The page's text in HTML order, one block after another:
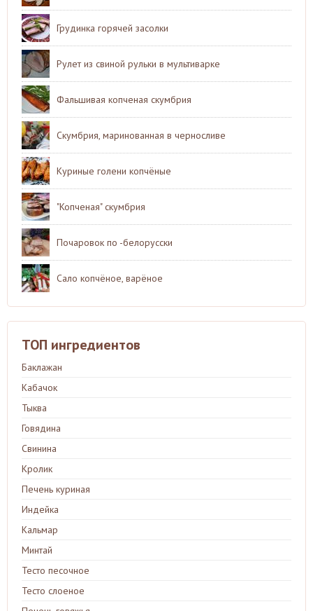
Грудинка горячей засолки
Рулет из свиной рульки в мультиварке
Фальшивая копченая скумбрия
Скумбрия, маринованная в черносливе
Куриные голени копчёные
"Копченая" скумбрия
Почаровок по -белорусски
Сало копчёное, варёное
ТОП ингредиентов
Баклажан
Кабачок
Тыква
Говядина
Свинина
Кролик
Печень куриная
Индейка
Кальмар
Минтай
Тесто песочное
Тесто слоеное